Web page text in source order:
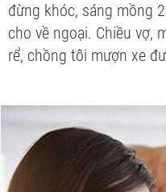
đừng khóc, sáng mồng
cho về ngoại. Chiều vợ,
rể, chồng tôi mượn xe